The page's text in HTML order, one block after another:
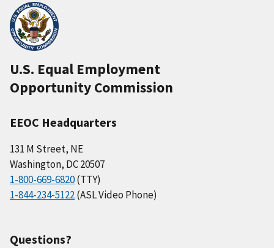
U.S. Equal Employment
Opportunity Commission
EEOC Headquarters
131 M Street, NE
Washington, DC 20507
1-800-669-6820(TTY)
1-844-234-5122(ASL Video Phone)
Questions?